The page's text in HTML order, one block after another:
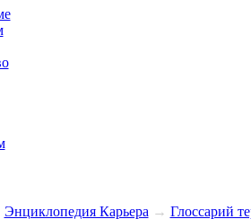
Энциклопедия Карьера → Глосcарий